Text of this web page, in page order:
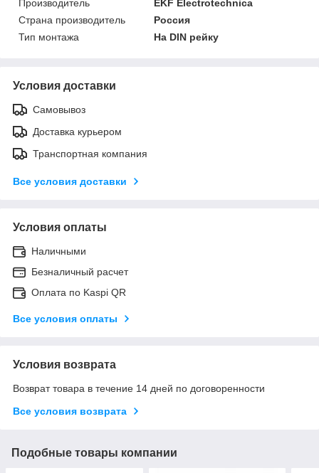
Производитель
EKF Electrotechnica
Страна производитель
Россия
Тип монтажа
На DIN рейку
Условия доставки
Самовывоз
Доставка курьером
Транспортная компания
Все условия доставки
Условия оплаты
Наличными
Безналичный расчет
Оплата по Kaspi QR
Все условия оплаты
Условия возврата
Возврат товара в течение 14 дней по договоренности
Все условия возврата
Подобные товары компании